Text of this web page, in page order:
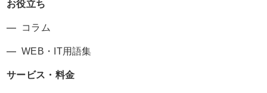
お役立ち
コラム
WEB・IT用語集
サービス・料金